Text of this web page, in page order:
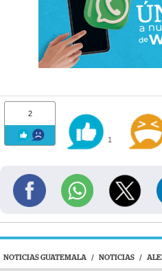
2
1
NOTICIAS GUATEMALA / NOTICIAS /